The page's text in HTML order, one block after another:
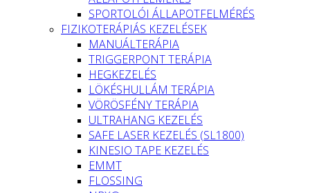
SPORTOLÓI ÁLLAPOTFELMÉRÉS
FIZIKOTERÁPIÁS KEZELÉSEK
MANUÁLTERÁPIA
TRIGGERPONT TERÁPIA
HEGKEZELÉS
LÖKÉSHULLÁM TERÁPIA
VÖRÖSFÉNY TERÁPIA
ULTRAHANG KEZELÉS
SAFE LASER KEZELÉS (SL1800)
KINESIO TAPE KEZELÉS
EMMT
FLOSSING